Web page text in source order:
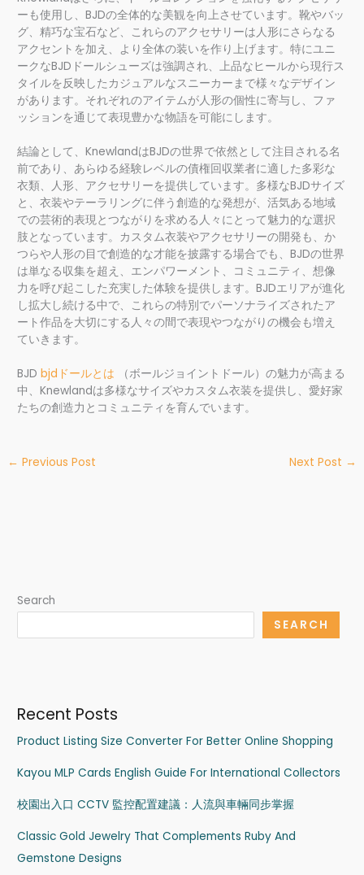
ーも使用し、BJDの全体的な美観を向上させています。靴やバッ
グ、精巧な宝石など、これらのアクセサリーは人形にさらなる
アクセントを加え、より全体の装いを作り上げます。特にユニ
ークなBJDドールシューズは強調され、上品なヒールから現行ス
タイルを反映したカジュアルなスニーカーまで様々なデザイン
があります。それぞれのアイテムが人形の個性に寄与し、ファ
ッションを通じて表現豊かな物語を可能にします。
結論として、KnewlandはBJDの世界で依然として注目される名
前であり、あらゆる経験レベルの債権回収業者に適した多彩な
衣類、人形、アクセサリーを提供しています。多様なBJDサイズ
と、衣装やテーラリングに伴う創造的な発想が、活気ある地域
での芸術的表現とつながりを求める人々にとって魅力的な選択
肢となっています。カスタム衣装やアクセサリーの開発も、か
つらや人形の目で創造的な才能を披露する場合でも、BJDの世界
は単なる収集を超え、エンパワーメント、コミュニティ、想像
力を呼び起こした充実した体験を提供します。BJDエリアが進化
し拡大し続ける中で、これらの特別でパーソナライズされたア
ート作品を大切にする人々の間で表現やつながりの機会も増え
ていきます。
BJDbjdドールとは （ボールジョイントドール）の魅力が高まる
中、Knewlandは多様なサイズやカスタム衣装を提供し、愛好家
たちの創造力とコミュニティを育んでいます。
← Previous Post Next Post →
Search
SEARCH
Recent Posts
Product Listing Size Converter For Better Online Shopping
Kayou MLP Cards English Guide For International Collectors
校園出入口 CCTV 監控配置建議：人流與車輛同步掌握
Classic Gold Jewelry That Complements Ruby And
Gemstone Designs